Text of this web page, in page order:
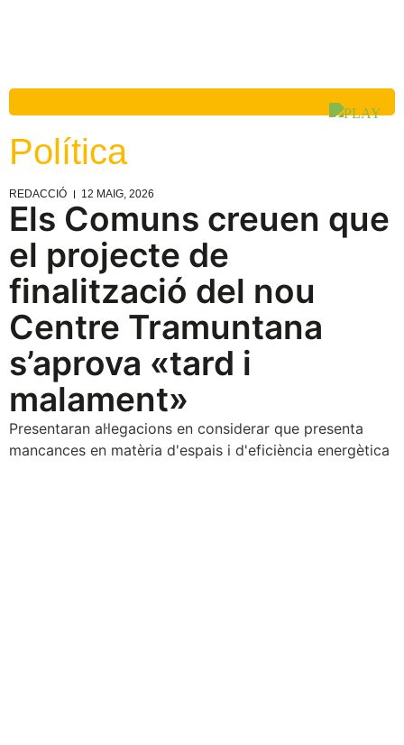
Política
REDACCIÓ 12 MAIG, 2026
Els Comuns creuen que
el projecte de
finalització del nou
Centre Tramuntana
s’aprova «tard i
malament»
Presentaran al·legacions en considerar que presenta
mancances en matèria d'espais i d'eficiència energètica